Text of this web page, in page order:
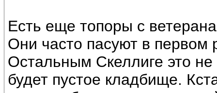
Есть еще топоры с
Они часто пасуют в первом
Остальным Скеллиге это
будет пустое кладбище.